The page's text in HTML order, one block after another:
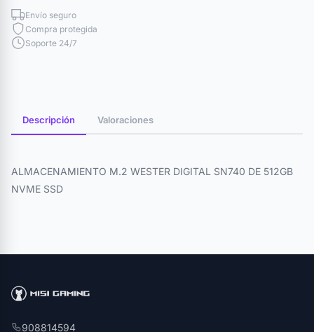
Envío seguro
Compra protegida
Soporte 24/7
Descripción Valoraciones
ALMACENAMIENTO M.2 WESTER DIGITAL SN740 DE 512GB
NVME SSD
908814594